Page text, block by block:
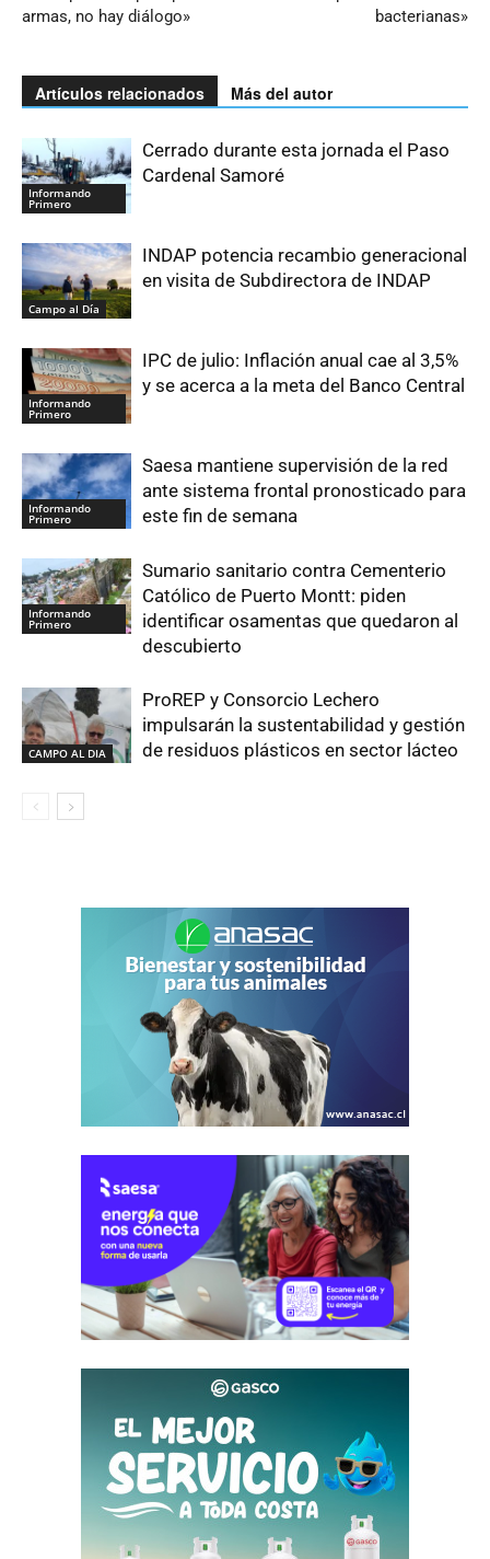
armas, no hay diálogo»
bacterianas»
Artículos relacionados Más del autor
Informando
Primero
Cerrado durante esta jornada el Paso
Cardenal Samoré
Campo al Día
INDAP potencia recambio generacional
en visita de Subdirectora de INDAP
Informando
Primero
IPC de julio: Inflación anual cae al 3,5%
y se acerca a la meta del Banco Central
Informando
Primero
Saesa mantiene supervisión de la red
ante sistema frontal pronosticado para
este fin de semana
Informando
Primero
Sumario sanitario contra Cementerio
Católico de Puerto Montt: piden
identificar osamentas que quedaron al
descubierto
CAMPO AL DIA
ProREP y Consorcio Lechero
impulsarán la sustentabilidad y gestión
de residuos plásticos en sector lácteo